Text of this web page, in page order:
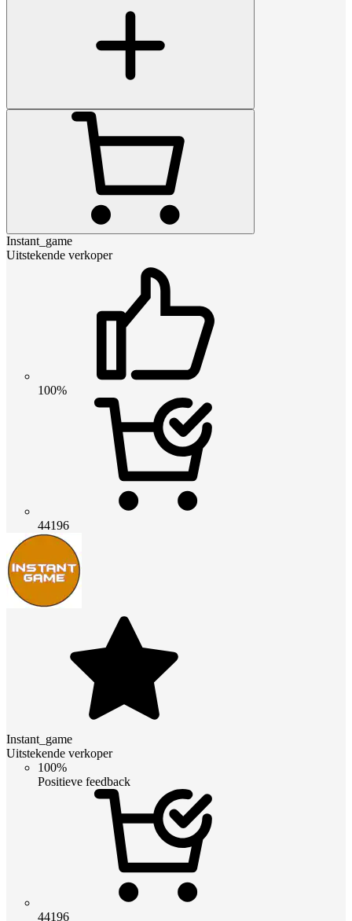
Instant_game
Uitstekende verkoper
100%
44196
Instant_game
Uitstekende verkoper
100%
Positieve feedback
44196